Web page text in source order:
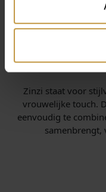
Zinzi staat voor
vrouwelijke touch.
eenvoudig te
samenbrengt,